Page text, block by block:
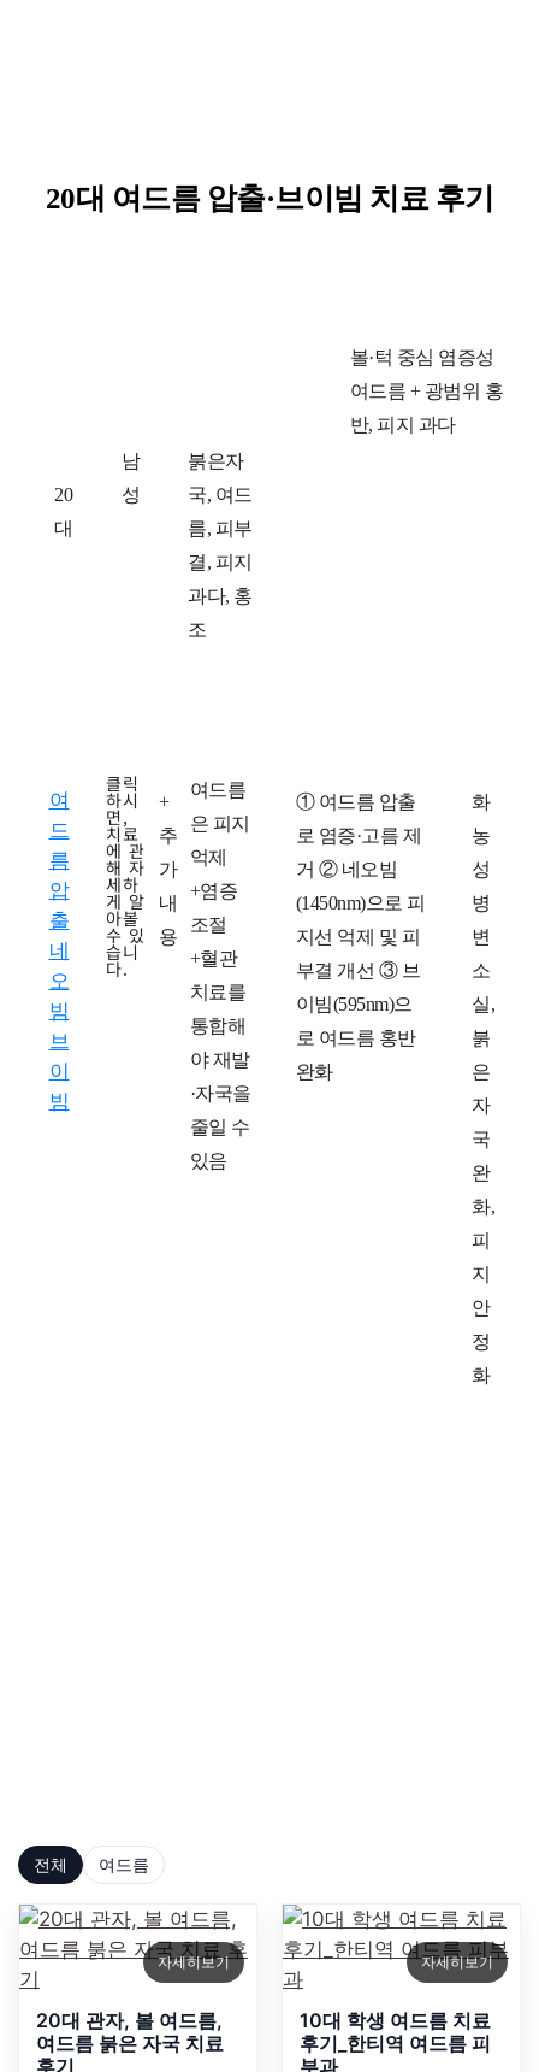
20대 여드름 압출·브이빔 치료 후기
20
대
남
성
붉은자
국, 여드
름, 피부
결, 피지
과다, 홍
조
볼·턱 중심 염증성
여드름 + 광범위 홍
반, 피지 과다
여
드
름
압
출
네
오
빔
브
이
빔
클릭
하시
면,
치료
에 관
해 자
세하
게 알
아볼
수 있
습니
다.
+
추
가
내
용
여드름
은 피지
억제
+염증
조절
+혈관
치료를
통합해
야 재발
·자국을
줄일 수
있음
① 여드름 압출
로 염증·고름 제
거 ② 네오빔
(1450nm)으로 피
지선 억제 및 피
부결 개선 ③ 브
이빔(595nm)으
로 여드름 홍반
완화
화
농
성
병
변
소
실,
붉
은
자
국
완
화,
피
지
안
정
화
전체 여드름
자세히보기
20대 관자, 볼 여드름,
여드름 붉은 자국 치료
후기
자세히보기
10대 학생 여드름 치료
후기_한티역 여드름 피
부과